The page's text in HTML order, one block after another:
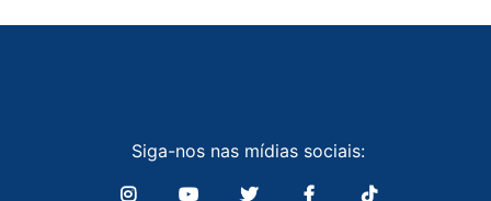
Siga-nos nas mídias sociais: